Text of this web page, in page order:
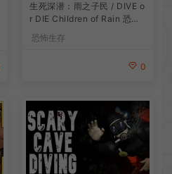
生死深潜：雨之子民 / DIVE o
r DIE Children of Rain 恐怖
恐怖生存
0